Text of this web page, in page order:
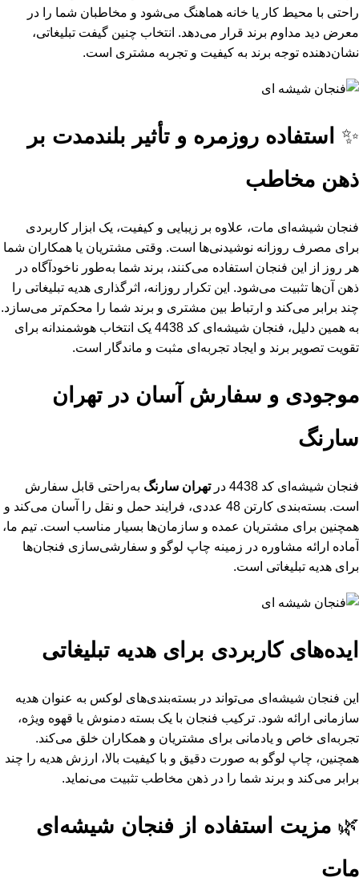
راحتی با محیط کار یا خانه هماهنگ می‌شود و مخاطبان شما را در
معرض دید مداوم برند قرار می‌دهد. انتخاب چنین گیفت تبلیغاتی،
نشان‌دهنده توجه برند به کیفیت و تجربه مشتری است.
✨ استفاده روزمره و تأثیر بلندمدت بر
ذهن مخاطب
فنجان شیشه‌ای مات، علاوه بر زیبایی و کیفیت، یک ابزار کاربردی
برای مصرف روزانه نوشیدنی‌ها است. وقتی مشتریان یا همکاران شما
هر روز از این فنجان استفاده می‌کنند، برند شما به‌طور ناخودآگاه در
ذهن آن‌ها تثبیت می‌شود. این تکرار روزانه، اثرگذاری هدیه تبلیغاتی را
چند برابر می‌کند و ارتباط بین مشتری و برند شما را محکم‌تر می‌سازد.
به همین دلیل، فنجان شیشه‌ای کد 4438 یک انتخاب هوشمندانه برای
تقویت تصویر برند و ایجاد تجربه‌ای مثبت و ماندگار است.
موجودی و سفارش آسان در تهران
سارنگ
فنجان شیشه‌ای کد 4438 در تهران سارنگ به‌راحتی قابل سفارش
است. بسته‌بندی کارتن 48 عددی، فرایند حمل و نقل را آسان می‌کند و
همچنین برای مشتریان عمده و سازمان‌ها بسیار مناسب است. تیم ما،
آماده ارائه مشاوره در زمینه چاپ لوگو و سفارشی‌سازی فنجان‌ها
برای هدیه تبلیغاتی است.
ایده‌های کاربردی برای هدیه تبلیغاتی
این فنجان شیشه‌ای می‌تواند در بسته‌بندی‌های لوکس به عنوان هدیه
سازمانی ارائه شود. ترکیب فنجان با یک بسته دمنوش یا قهوه ویژه،
تجربه‌ای خاص و یادمانی برای مشتریان و همکاران خلق می‌کند.
همچنین، چاپ لوگو به صورت دقیق و با کیفیت بالا، ارزش هدیه را چند
برابر می‌کند و برند شما را در ذهن مخاطب تثبیت می‌نماید.
🌿 مزیت استفاده از فنجان شیشه‌ای
مات